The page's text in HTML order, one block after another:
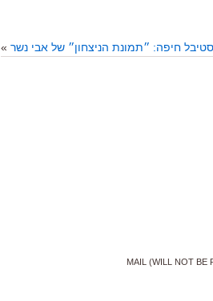
חיפה: ״תמונת הניצחון״ של אבי נשר »
MAIL (WILL NOT BE